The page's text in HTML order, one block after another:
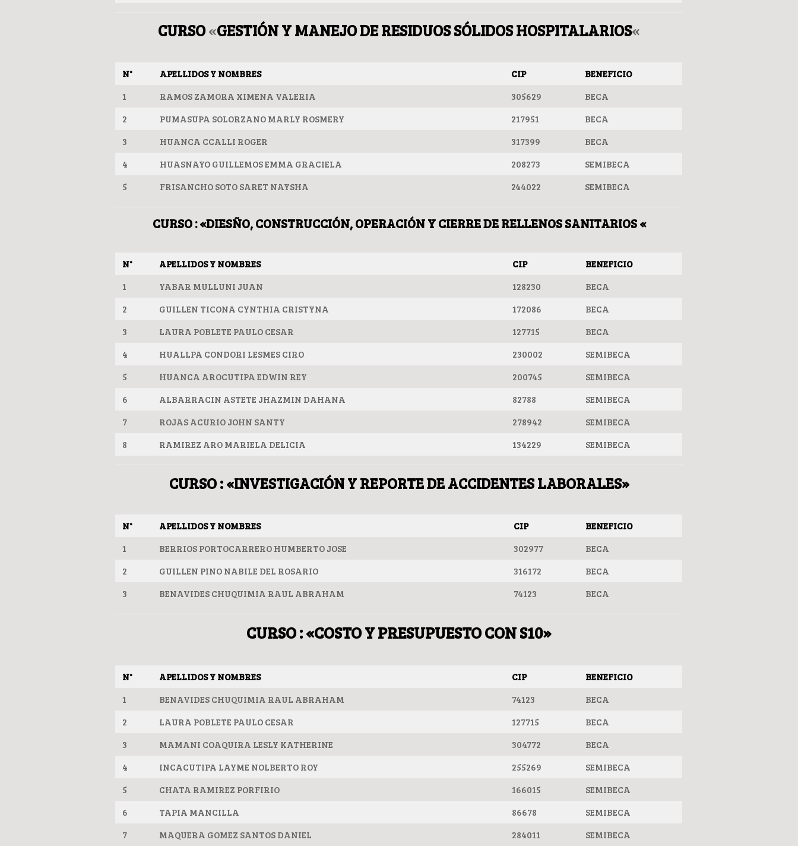
CURSO«GESTIÓN Y MANEJO DE RESIDUOS SÓLIDOS HOSPITALARIOS«
N° APELLIDOS Y NOMBRES CIP
BENEFICIO
1
RAMOS ZAMORA XIMENA VALERIA 305629
BECA
2
PUMASUPA SOLORZANO MARLY ROSMERY 217951
BECA
3
HUANCA CCALLI ROGER 317399
BECA
4
HUASNAYO GUILLEMOS EMMA GRACIELA 208273
SEMIBECA
5
FRISANCHO SOTO SARET NAYSHA 244022 SEMIBECA
CURSO : «DIESÑO, CONSTRUCCIÓN, OPERACIÓN Y CIERRE DE RELLENOS SANITARIOS «
N° APELLIDOS Y NOMBRES CIP
BENEFICIO
1
YABAR MULLUNI JUAN 128230
BECA
2
GUILLEN TICONA CYNTHIA CRISTYNA 172086
BECA
3
LAURA POBLETE PAULO CESAR 127715
BECA
4
HUALLPA CONDORI LESMES CIRO 230002
SEMIBECA
5
HUANCA AROCUTIPA EDWIN REY 200745
SEMIBECA
6
ALBARRACIN ASTETE JHAZMIN DAHANA 82788
SEMIBECA
7
ROJAS ACURIO JOHN SANTY 278942
SEMIBECA
8
RAMIREZ ARO MARIELA DELICIA 134229 SEMIBECA
CURSO : «INVESTIGACIÓN Y REPORTE DE ACCIDENTES LABORALES»
N° APELLIDOS Y NOMBRES CIP
BENEFICIO
1
BERRIOS PORTOCARRERO HUMBERTO JOSE 302977
BECA
2
GUILLEN PINO NABILE DEL ROSARIO 316172
BECA
3
BENAVIDES CHUQUIMIA RAUL ABRAHAM 74123 BECA
CURSO : «COSTO Y PRESUPUESTO CON S10»
N° APELLIDOS Y NOMBRES CIP
BENEFICIO
1
BENAVIDES CHUQUIMIA RAUL ABRAHAM 74123
BECA
2
LAURA POBLETE PAULO CESAR 127715
BECA
3
MAMANI COAQUIRA LESLY KATHERINE 304772
BECA
4
INCACUTIPA LAYME NOLBERTO ROY 255269
SEMIBECA
5
CHATA RAMIREZ PORFIRIO 166015
SEMIBECA
6
TAPIA MANCILLA 86678
SEMIBECA
7
MAQUERA GOMEZ SANTOS DANIEL 284011 SEMIBECA